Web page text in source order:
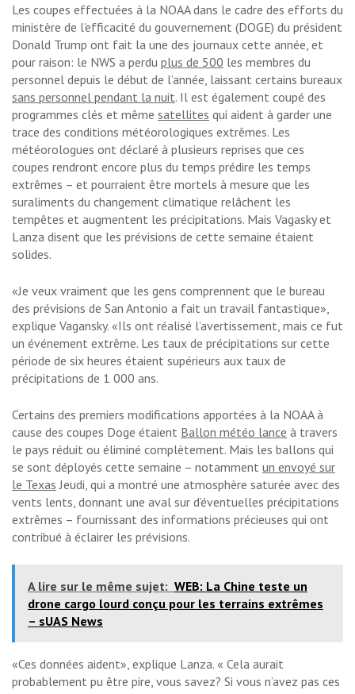
Les coupes effectuées à la NOAA dans le cadre des efforts du
ministère de l’efficacité du gouvernement (DOGE) du président
Donald Trump ont fait la une des journaux cette année, et
pour raison: le NWS a perdu plus de 500 les membres du
personnel depuis le début de l’année, laissant certains bureaux
sans personnel pendant la nuit. Il est également coupé des
programmes clés et même satellites qui aident à garder une
trace des conditions météorologiques extrêmes. Les
météorologues ont déclaré à plusieurs reprises que ces
coupes rendront encore plus du temps prédire les temps
extrêmes – et pourraient être mortels à mesure que les
suraliments du changement climatique relâchent les
tempêtes et augmentent les précipitations. Mais Vagasky et
Lanza disent que les prévisions de cette semaine étaient
solides.
«Je veux vraiment que les gens comprennent que le bureau
des prévisions de San Antonio a fait un travail fantastique»,
explique Vagansky. «Ils ont réalisé l’avertissement, mais ce fut
un événement extrême. Les taux de précipitations sur cette
période de six heures étaient supérieurs aux taux de
précipitations de 1 000 ans.
Certains des premiers modifications apportées à la NOAA à
cause des coupes Doge étaient Ballon météo lance à travers
le pays réduit ou éliminé complètement. Mais les ballons qui
se sont déployés cette semaine – notamment un envoyé sur
le Texas Jeudi, qui a montré une atmosphère saturée avec des
vents lents, donnant une aval sur d’éventuelles précipitations
extrêmes – fournissant des informations précieuses qui ont
contribué à éclairer les prévisions.
A lire sur le même sujet: WEB: La Chine teste un
drone cargo lourd conçu pour les terrains extrêmes
– sUAS News
«Ces données aident», explique Lanza. « Cela aurait
probablement pu être pire, vous savez? Si vous n’avez pas ces